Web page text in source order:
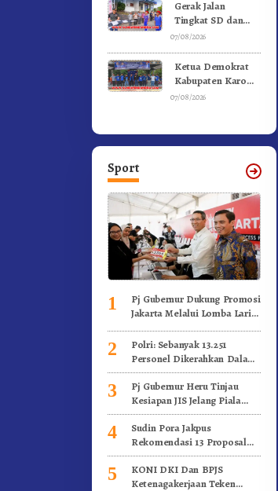
Gerak Jalan
Tingkat SD dan
SMP Untuk
Ke-81 Dibuka
Sekda Karo
07/08/2026
Ketua Demokrat
Kabupaten Karo
Pimpin Laskar Biru
07/08/2026
Sport
1
Pj Gubernur Dukung Promosi
Jakarta Melalui Lomba Lari
2
Polri: Sebanyak 13.251
Personel Dikerahkan Dalam
Pengamanan Piala Dunia U-
17 Indonesia
3
Pj Gubernur Heru Tinjau
Kesiapan JIS Jelang Piala
Dunia U-17
4
Sudin Pora Jakpus
Rekomendasi 13 Proposal
Kegiatan Kepemudaan
5
KONI DKI Dan BPJS
Ketenagakerjaan Teken